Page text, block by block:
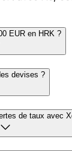
EUR en HRK ?
devises ?
de taux avec